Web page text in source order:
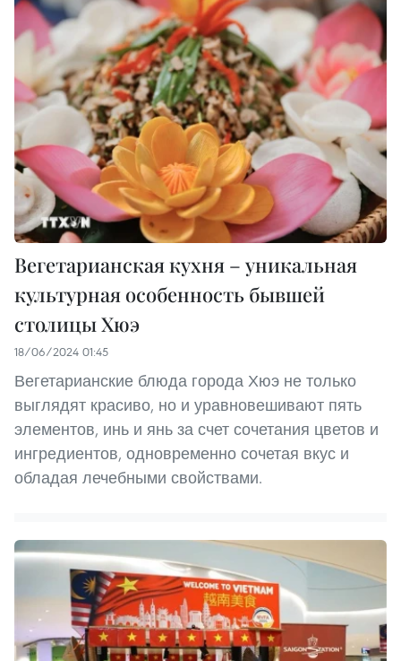
Вегетарианская кухня – уникальная
культурная особенность бывшей
столицы Хюэ
18/06/2024 01:45
Вегетарианские блюда города Хюэ не только
выглядят красиво, но и уравновешивают пять
элементов, инь и янь за счет сочетания цветов и
ингредиентов, одновременно сочетая вкус и
обладая лечебными свойствами.